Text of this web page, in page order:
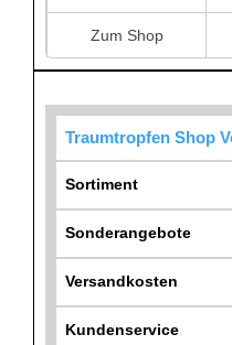
Zum Shop
Traumtropfen Shop
Sortiment
Sonderangebote
Versandkosten
Kundenservice